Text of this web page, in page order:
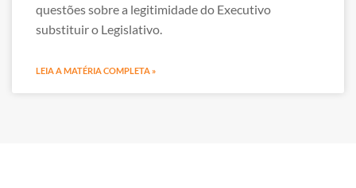
questões sobre a legitimidade do Executivo
substituir o Legislativo.
LEIA A MATÉRIA COMPLETA »